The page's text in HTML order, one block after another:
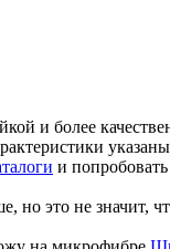
и более
и
но это не значит,